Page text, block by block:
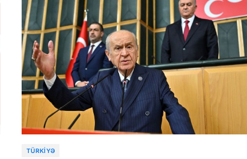
Bizim heç bir bazarlığımız yoxdur və Türkiyənin
zədələyəcək hər hansı yanlış addımda yer almarıq”, –
qeyd edib.
TÜRKIYƏ